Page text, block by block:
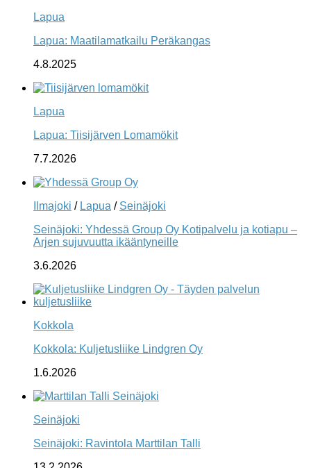
Lapua
Lapua: Maatilamatkailu Peräkangas
4.8.2025
Lapua
Lapua: Tiisijärven Lomamökit
7.7.2026
Ilmajoki / Lapua / Seinäjoki
Seinäjoki: Yhdessä Group Oy Kotipalvelu ja kotiapu –
Arjen sujuvuutta ikääntyneille
3.6.2026
Kokkola
Kokkola: Kuljetusliike Lindgren Oy
1.6.2026
Seinäjoki
Seinäjoki: Ravintola Marttilan Talli